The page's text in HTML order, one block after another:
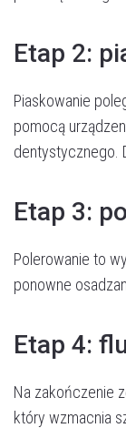
Etap 2:
Piaskowanie
pomocą
dentystycznego.
Etap 3:
Polerowanie to
ponowne
Etap 4:
Na zakończenie
który wzmacnia
Umów